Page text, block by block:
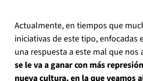
Actualmente, en tiempos que
iniciativas de este tipo, enfocadas
una respuesta a este mal que nos
se le va a ganar con más
nueva cultura, en la que veamos